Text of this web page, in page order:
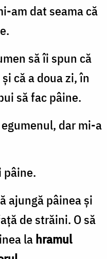
am dat seama că
să îi spun că
că a doua zi, în
să fac pâine.
dar mi-a
pâine.
ajungă pâinea şi
de străini. O să
lahramul